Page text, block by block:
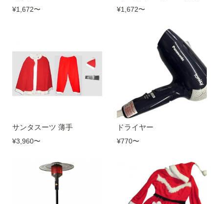
¥1,672〜 ¥1,672〜
サンタスーツ 薄手
¥3,960〜
ドライヤー
¥770〜